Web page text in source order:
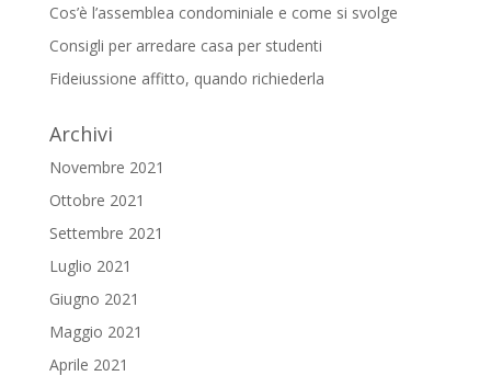
Cos’è l’assemblea condominiale e come si svolge
Consigli per arredare casa per studenti
Fideiussione affitto, quando richiederla
Archivi
Novembre 2021
Ottobre 2021
Settembre 2021
Luglio 2021
Giugno 2021
Maggio 2021
Aprile 2021